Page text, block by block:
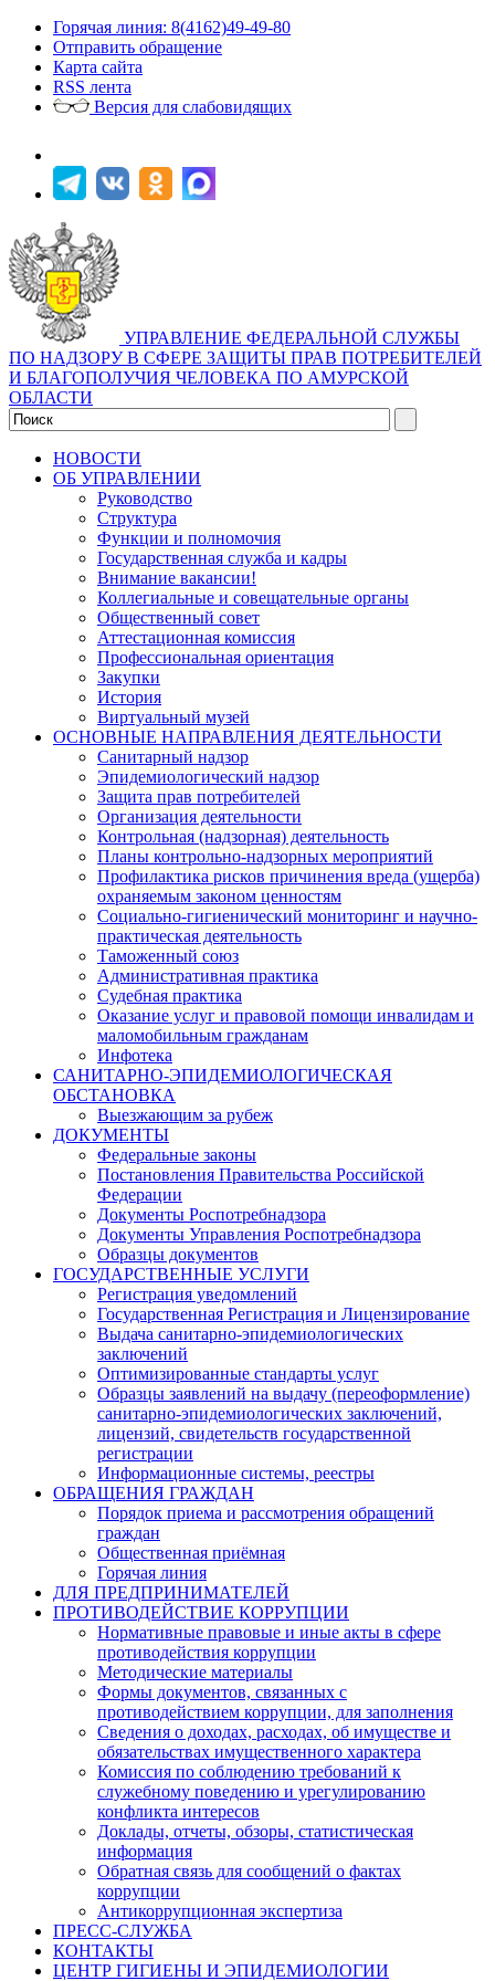
Горячая линия: 8(4162)49-49-80
Отправить обращение
Карта сайта
RSS лента
Версия для слабовидящих
УПРАВЛЕНИЕ ФЕДЕРАЛЬНОЙ СЛУЖБЫ
ПО НАДЗОРУ В СФЕРЕ ЗАЩИТЫ ПРАВ ПОТРЕБИТЕЛЕЙ
И БЛАГОПОЛУЧИЯ ЧЕЛОВЕКА ПО АМУРСКОЙ
ОБЛАСТИ
НОВОСТИ
ОБ УПРАВЛЕНИИ
Руководство
Структура
Функции и полномочия
Государственная служба и кадры
Внимание вакансии!
Коллегиальные и совещательные органы
Общественный совет
Аттестационная комиссия
Профессиональная ориентация
Закупки
История
Виртуальный музей
ОСНОВНЫЕ НАПРАВЛЕНИЯ ДЕЯТЕЛЬНОСТИ
Санитарный надзор
Эпидемиологический надзор
Защита прав потребителей
Организация деятельности
Контрольная (надзорная) деятельность
Планы контрольно-надзорных мероприятий
Профилактика рисков причинения вреда (ущерба)
охраняемым законом ценностям
Социально-гигиенический мониторинг и научно-
практическая деятельность
Таможенный союз
Административная практика
Судебная практика
Оказание услуг и правовой помощи инвалидам и
маломобильным гражданам
Инфотека
САНИТАРНО-ЭПИДЕМИОЛОГИЧЕСКАЯ
ОБСТАНОВКА
Выезжающим за рубеж
ДОКУМЕНТЫ
Федеральные законы
Постановления Правительства Российской
Федерации
Документы Роспотребнадзора
Документы Управления Роспотребнадзора
Образцы документов
ГОСУДАРСТВЕННЫЕ УСЛУГИ
Регистрация уведомлений
Государственная Регистрация и Лицензирование
Выдача санитарно-эпидемиологических
заключений
Оптимизированные стандарты услуг
Образцы заявлений на выдачу (переоформление)
санитарно-эпидемиологических заключений,
лицензий, свидетельств государственной
регистрации
Информационные системы, реестры
ОБРАЩЕНИЯ ГРАЖДАН
Порядок приема и рассмотрения обращений
граждан
Общественная приёмная
Горячая линия
ДЛЯ ПРЕДПРИНИМАТЕЛЕЙ
ПРОТИВОДЕЙСТВИЕ КОРРУПЦИИ
Нормативные правовые и иные акты в сфере
противодействия коррупции
Методические материалы
Формы документов, связанных с
противодействием коррупции, для заполнения
Сведения о доходах, расходах, об имуществе и
обязательствах имущественного характера
Комиссия по соблюдению требований к
служебному поведению и урегулированию
конфликта интересов
Доклады, отчеты, обзоры, статистическая
информация
Обратная связь для сообщений о фактах
коррупции
Антикоррупционная экспертиза
ПРЕСС-СЛУЖБА
КОНТАКТЫ
ЦЕНТР ГИГИЕНЫ И ЭПИДЕМИОЛОГИИ